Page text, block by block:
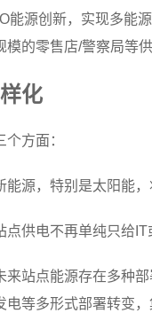
能源创新，实现多能
的零售店/警察局等供
化
方面：
源，特别是太阳能
点供电不再单纯只给
来站点能源存在多种
等多形式部署转变